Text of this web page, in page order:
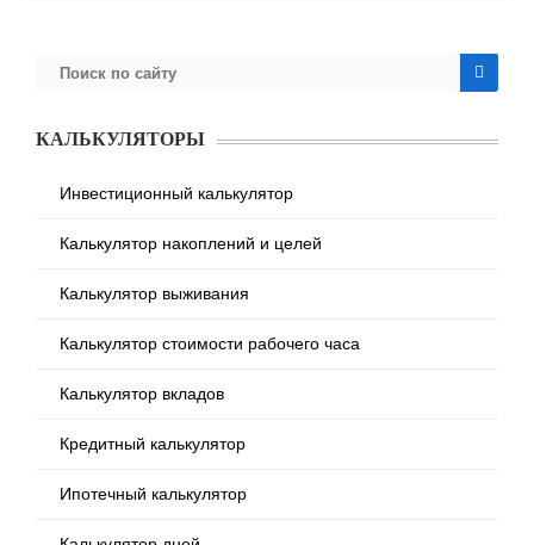
КАЛЬКУЛЯТОРЫ
Инвестиционный калькулятор
Калькулятор накоплений и целей
Калькулятор выживания
Калькулятор стоимости рабочего часа
Калькулятор вкладов
Кредитный калькулятор
Ипотечный калькулятор